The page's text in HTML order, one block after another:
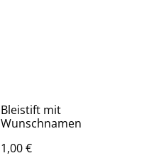
Bleistift mit
Wunschnamen
1,00 €